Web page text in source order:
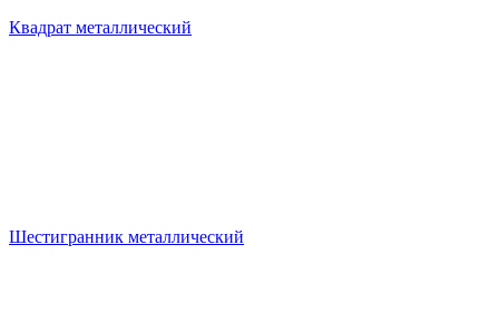
Квадрат металлический
Шестигранник металлический